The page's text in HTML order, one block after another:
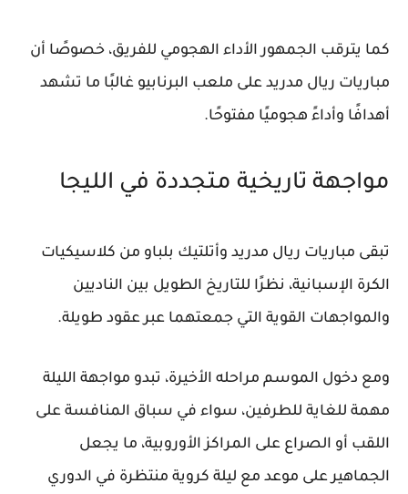
كما يترقب الجمهور الأداء الهجومي للفريق، خصوصًا أن
مباريات ريال مدريد على ملعب البرنابيو غالبًا ما تشهد
أهدافًا وأداءً هجوميًا مفتوحًا.
مواجهة تاريخية متجددة في الليجا
تبقى مباريات ريال مدريد وأتلتيك بلباو من كلاسيكيات
الكرة الإسبانية، نظرًا للتاريخ الطويل بين الناديين
والمواجهات القوية التي جمعتهما عبر عقود طويلة.
ومع دخول الموسم مراحله الأخيرة، تبدو مواجهة الليلة
مهمة للغاية للطرفين، سواء في سباق المنافسة على
اللقب أو الصراع على المراكز الأوروبية، ما يجعل
الجماهير على موعد مع ليلة كروية منتظرة في الدوري